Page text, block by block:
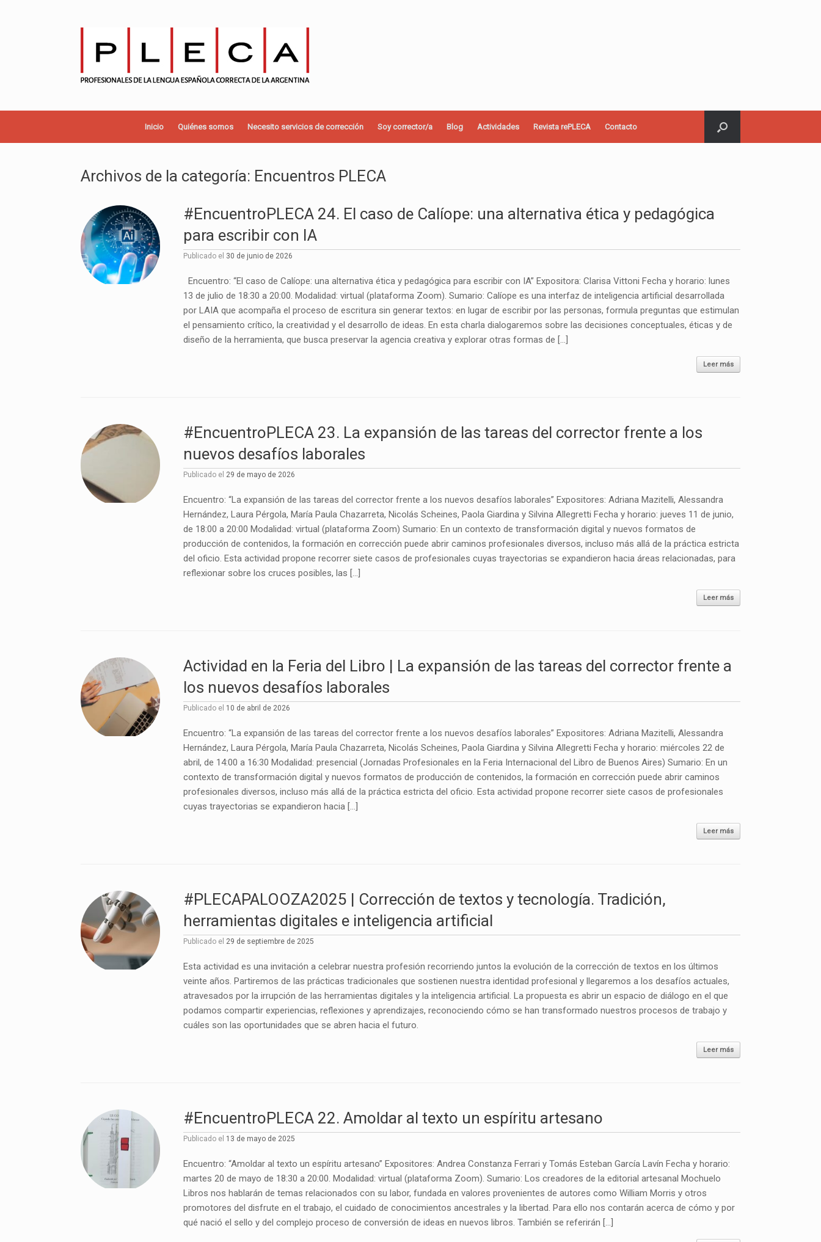
Inicio Quiénes somos Necesito servicios de corrección Soy corrector/a Blog Actividades Revista rePLECA Contacto
Archivos de la categoría: Encuentros PLECA
#EncuentroPLECA 24. El caso de Calíope: una alternativa ética y pedagógica
para escribir con IA
Publicado el 30 de junio de 2026
Encuentro: “El caso de Calíope: una alternativa ética y pedagógica para escribir con IA” Expositora: Clarisa Vittoni Fecha y horario: lunes
13 de julio de 18:30 a 20:00. Modalidad: virtual (plataforma Zoom). Sumario: Calíope es una interfaz de inteligencia artificial desarrollada
por LAIA que acompaña el proceso de escritura sin generar textos: en lugar de escribir por las personas, formula preguntas que estimulan
el pensamiento crítico, la creatividad y el desarrollo de ideas. En esta charla dialogaremos sobre las decisiones conceptuales, éticas y de
diseño de la herramienta, que busca preservar la agencia creativa y explorar otras formas de […]
Leer más
#EncuentroPLECA 23. La expansión de las tareas del corrector frente a los
nuevos desafíos laborales
Publicado el 29 de mayo de 2026
Encuentro: “La expansión de las tareas del corrector frente a los nuevos desafíos laborales” Expositores: Adriana Mazitelli, Alessandra
Hernández, Laura Pérgola, María Paula Chazarreta, Nicolás Scheines, Paola Giardina y Silvina Allegretti Fecha y horario: jueves 11 de junio,
de 18:00 a 20:00 Modalidad: virtual (plataforma Zoom) Sumario: En un contexto de transformación digital y nuevos formatos de
producción de contenidos, la formación en corrección puede abrir caminos profesionales diversos, incluso más allá de la práctica estricta
del oficio. Esta actividad propone recorrer siete casos de profesionales cuyas trayectorias se expandieron hacia áreas relacionadas, para
reflexionar sobre los cruces posibles, las […]
Leer más
Actividad en la Feria del Libro | La expansión de las tareas del corrector frente a
los nuevos desafíos laborales
Publicado el 10 de abril de 2026
Encuentro: “La expansión de las tareas del corrector frente a los nuevos desafíos laborales” Expositores: Adriana Mazitelli, Alessandra
Hernández, Laura Pérgola, María Paula Chazarreta, Nicolás Scheines, Paola Giardina y Silvina Allegretti Fecha y horario: miércoles 22 de
abril, de 14:00 a 16:30 Modalidad: presencial (Jornadas Profesionales en la Feria Internacional del Libro de Buenos Aires) Sumario: En un
contexto de transformación digital y nuevos formatos de producción de contenidos, la formación en corrección puede abrir caminos
profesionales diversos, incluso más allá de la práctica estricta del oficio. Esta actividad propone recorrer siete casos de profesionales
cuyas trayectorias se expandieron hacia […]
Leer más
#PLECAPALOOZA2025 | Corrección de textos y tecnología. Tradición,
herramientas digitales e inteligencia artificial
Publicado el 29 de septiembre de 2025
Esta actividad es una invitación a celebrar nuestra profesión recorriendo juntos la evolución de la corrección de textos en los últimos
veinte años. Partiremos de las prácticas tradicionales que sostienen nuestra identidad profesional y llegaremos a los desafíos actuales,
atravesados por la irrupción de las herramientas digitales y la inteligencia artificial. La propuesta es abrir un espacio de diálogo en el que
podamos compartir experiencias, reflexiones y aprendizajes, reconociendo cómo se han transformado nuestros procesos de trabajo y
cuáles son las oportunidades que se abren hacia el futuro.
Leer más
#EncuentroPLECA 22. Amoldar al texto un espíritu artesano
Publicado el 13 de mayo de 2025
Encuentro: “Amoldar al texto un espíritu artesano” Expositores: Andrea Constanza Ferrari y Tomás Esteban García Lavín Fecha y horario:
martes 20 de mayo de 18:30 a 20:00. Modalidad: virtual (plataforma Zoom). Sumario: Los creadores de la editorial artesanal Mochuelo
Libros nos hablarán de temas relacionados con su labor, fundada en valores provenientes de autores como William Morris y otros
promotores del disfrute en el trabajo, el cuidado de conocimientos ancestrales y la libertad. Para ello nos contarán acerca de cómo y por
qué nació el sello y del complejo proceso de conversión de ideas en nuevos libros. También se referirán […]